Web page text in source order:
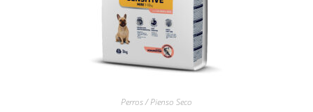
Perros / Pienso Seco